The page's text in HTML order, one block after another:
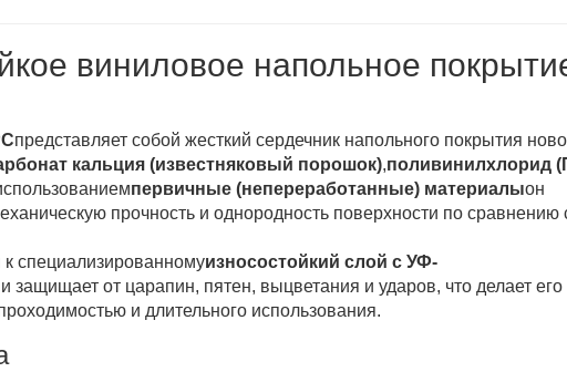
виниловое напольное
представляет собой жесткий сердечник напольного покрытия
кальция (известняковый порошок),поливинилхлорид
первичные (непереработанные) материалыон
прочность и однородность поверхности по сравнению
к специализированномуизносостойкий слой с УФ-
защищает от царапин, пятен, выцветания и ударов, что делает его
и длительного использования.